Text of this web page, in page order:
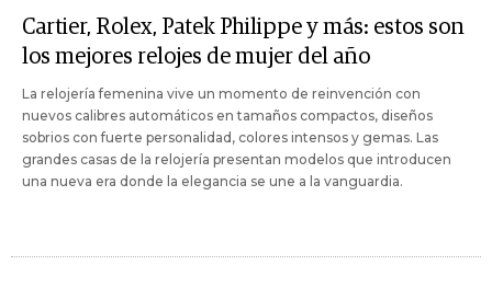
Cartier, Rolex, Patek Philippe y más: estos son
los mejores relojes de mujer del año
La relojería femenina vive un momento de reinvención con
nuevos calibres automáticos en tamaños compactos, diseños
sobrios con fuerte personalidad, colores intensos y gemas. Las
grandes casas de la relojería presentan modelos que introducen
una nueva era donde la elegancia se une a la vanguardia.